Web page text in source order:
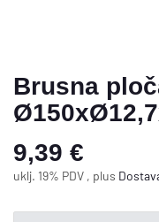
Brusna
9,39 €
uklj. 19% PDV , plus